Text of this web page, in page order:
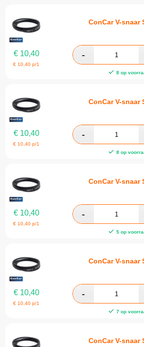
ConCar V-snaar
€10,40
€ 10,40 p/1
8 op
ConCar V-snaar
€10,40
€ 10,40 p/1
8 op
ConCar V-snaar
€10,40
€ 10,40 p/1
5 op
ConCar V-snaar
€10,40
€ 10,40 p/1
7 op
ConCar V-snaar